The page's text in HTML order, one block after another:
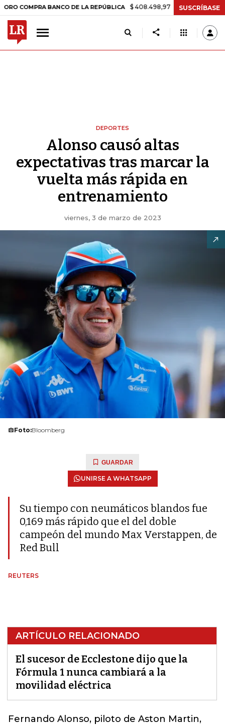
BANCO DE LA REPÚBLICA $ 408.498,97 +$ 8.753,81 +2,19%
SUSCRÍBASE
DEPORTES
Alonso causó altas
expectativas tras marcar la
vuelta más rápida en
entrenamiento
viernes, 3 de marzo de 2023
Foto:Bloomberg
GUARDAR
UNIRSE A WHATSAPP
Su tiempo con neumáticos blandos fue
0,169 más rápido que el del doble
campeón del mundo Max Verstappen, de
Red Bull
REUTERS
ARTÍCULO RELACIONADO
El sucesor de Ecclestone dijo que la
Fórmula 1 nunca cambiará a la
movilidad eléctrica
Fernando Alonso, piloto de Aston Martin,